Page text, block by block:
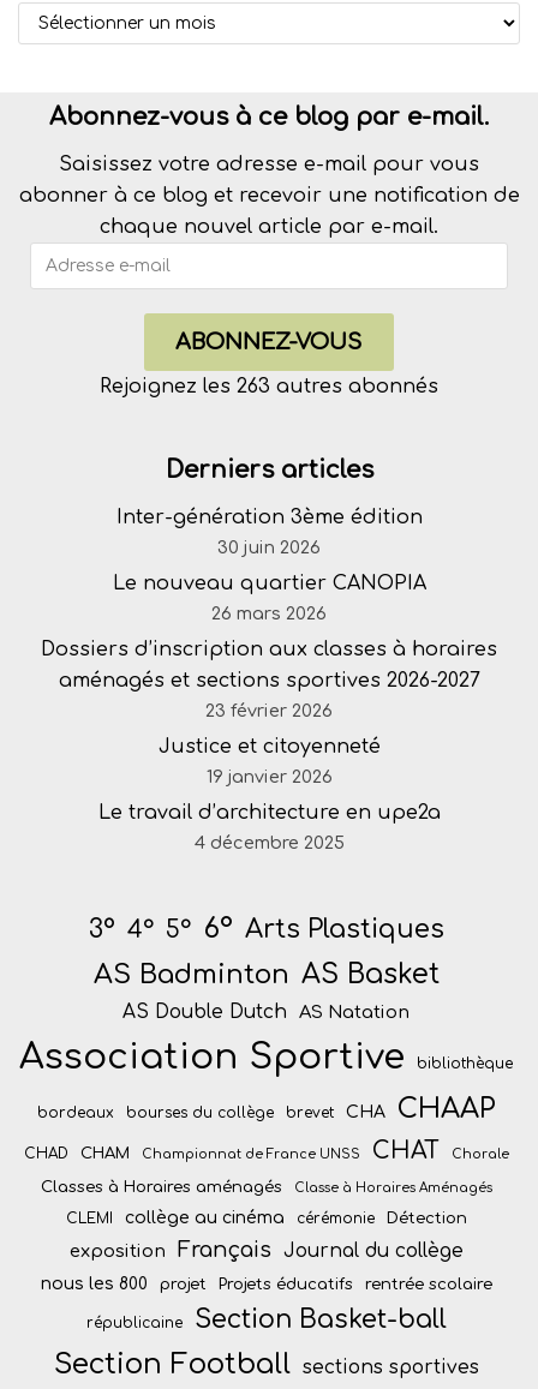
Abonnez-vous à ce blog par e-mail.
Saisissez votre adresse e-mail pour vous
abonner à ce blog et recevoir une notification de
chaque nouvel article par e-mail.
ABONNEZ-VOUS
Rejoignez les 263 autres abonnés
Derniers articles
Inter-génération 3ème édition
30 juin 2026
Le nouveau quartier CANOPIA
26 mars 2026
Dossiers d’inscription aux classes à horaires
aménagés et sections sportives 2026-2027
23 février 2026
Justice et citoyenneté
19 janvier 2026
Le travail d’architecture en upe2a
4 décembre 2025
3° 4° 5° 6° Arts Plastiques
AS Badminton AS Basket
AS Double Dutch AS Natation
Association Sportive bibliothèque
bordeaux bourses du collège brevet CHA CHAAP
CHAD CHAM Championnat de France UNSS CHAT Chorale
Classes à Horaires aménagés Classe à Horaires Aménagés
CLEMI collège au cinéma cérémonie Détection
exposition Français Journal du collège
nous les 800 projet Projets éducatifs rentrée scolaire
républicaine Section Basket-ball
Section Football sections sportives